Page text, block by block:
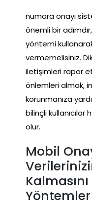
numara onayı
önemli bir
yöntemi
vermemelisiniz.
iletişimleri rapor
önlemleri almak,
korunmanıza
bilinçli
olur.
Mobil
Yöntemler